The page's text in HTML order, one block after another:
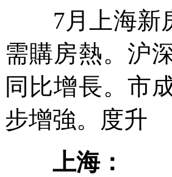
7月上海新房
需購房熱。沪
同比增長。市
步增強。度升
上海：